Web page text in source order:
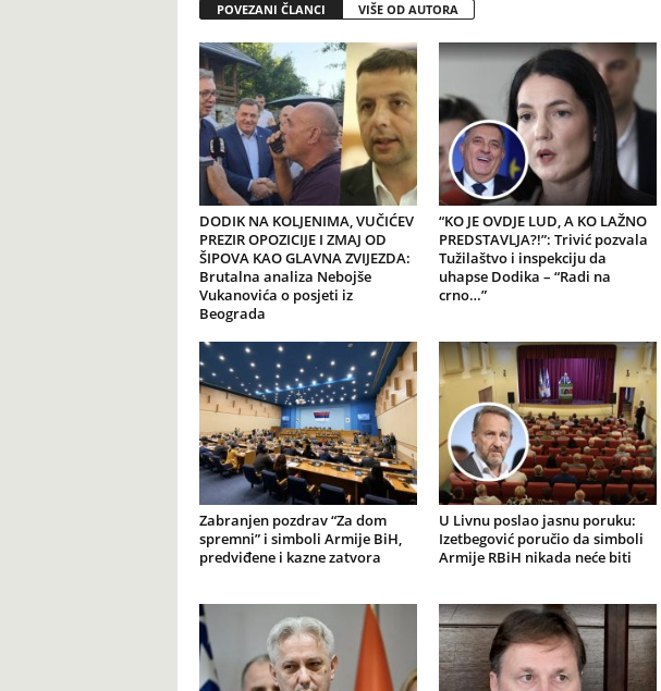
POVEZANI ČLANCI VIŠE OD AUTORA
DODIK NA KOLJENIMA, VUČIĆEV
PREZIR OPOZICIJE I ZMAJ OD
ŠIPOVA KAO GLAVNA ZVIJEZDA:
Brutalna analiza Nebojše
Vukanovića o posjeti iz
Beograda
“KO JE OVDJE LUD, A KO LAŽNO
PREDSTAVLJA?!”: Trivić pozvala
Tužilaštvo i inspekciju da
uhapse Dodika – “Radi na
crno…”
Zabranjen pozdrav “Za dom
spremni” i simboli Armije BiH,
predviđene i kazne zatvora
U Livnu poslao jasnu poruku:
Izetbegović poručio da simboli
Armije RBiH nikada neće biti